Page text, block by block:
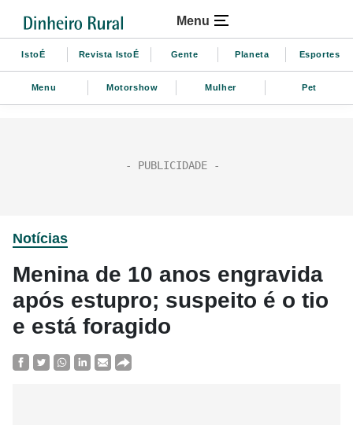
Menu
IstoÉ Revista IstoÉ Gente Planeta Esportes
Menu Motorshow Mulher Pet
Notícias
Menina de 10 anos engravida
após estupro; suspeito é o tio
e está foragido